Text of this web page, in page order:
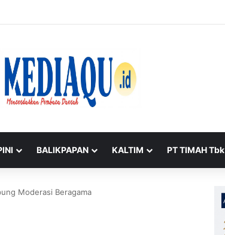
UGM Raih Apresiasi KAGAMA Babel
BALIKPAPAN KALTIM PT TIMAH Tbk
Moderasi Beragama